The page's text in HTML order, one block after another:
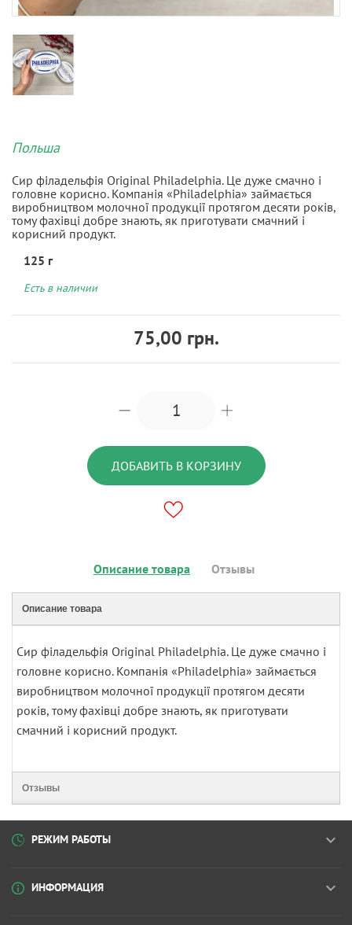
Польша
Сир філадельфія Original Philadelphia. Це дуже смачно і
головне корисно. Компанія «Philadelphia» займається
виробництвом молочної продукції протягом десяти років,
тому фахівці добре знають, як приготувати смачний і
корисний продукт.
125 г
Есть в наличии
75,00 грн.
ДОБАВИТЬ В КОРЗИНУ
Описание товара Отзывы
Описание товара
Сир філадельфія Original Philadelphia. Це дуже смачно і
головне корисно. Компанія «Philadelphia» займається
виробництвом молочної продукції протягом десяти
років, тому фахівці добре знають, як приготувати
смачний і корисний продукт.
Отзывы
РЕЖИМ РАБОТЫ
ИНФОРМАЦИЯ